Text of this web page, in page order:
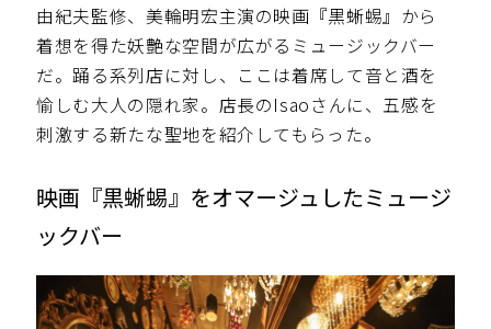
由紀夫監修、美輪明宏主演の映画『黒蜥蜴』から
着想を得た妖艶な空間が広がるミュージックバー
だ。踊る系列店に対し、ここは着席して音と酒を
愉しむ大人の隠れ家。店長のIsaoさんに、五感を
刺激する新たな聖地を紹介してもらった。
映画『黒蜥蜴』をオマージュしたミュージ
ックバー